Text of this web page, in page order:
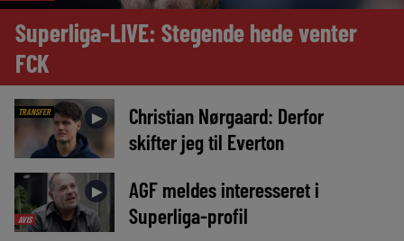
Superliga-LIVE: Stegende hede venter
FCK
TRANSFER ►
Christian Nørgaard: Derfor
skifter jeg til Everton
AVIS
►
AGF meldes interesseret i
Superliga-profil